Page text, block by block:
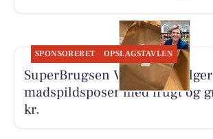
SPONSORERET OPSLAGSTAVLEN
SuperBrugsen Vamdrup sælger
madspildsposer med frugt og
kr.